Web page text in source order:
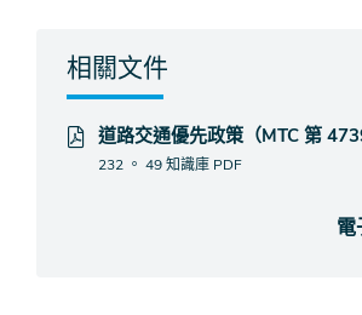
相關文件
道路交通優先政策（MTC 第
232 。 49 知識庫 PDF
電